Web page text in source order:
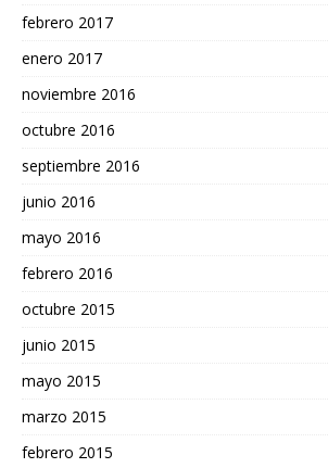
febrero 2017
enero 2017
noviembre 2016
octubre 2016
septiembre 2016
junio 2016
mayo 2016
febrero 2016
octubre 2015
junio 2015
mayo 2015
marzo 2015
febrero 2015